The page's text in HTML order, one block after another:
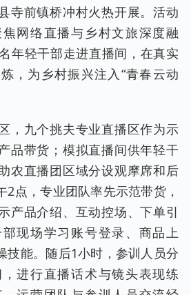
寺前镇桥冲村火热开展。活动
网络直播与乡村文旅深度融
年轻干部走进直播间，在真实
，为乡村振兴注入“青春云动
，九个挑夫专业直播区作为示
品带货；模拟直播间供年轻干
农直播团区域分设观摩席和后
2点，专业团队率先示范带货，
产品介绍、互动控场、下单引
现场学习账号登录、商品上
技能。随后1小时，参训人员分
进行直播话术与镜头表现练